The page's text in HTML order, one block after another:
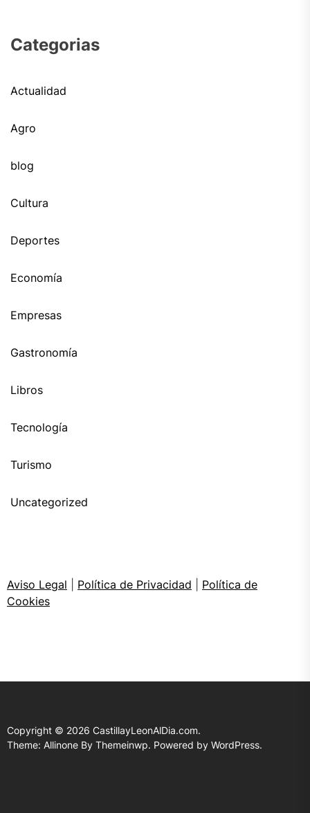
Categorias
Actualidad
Agro
blog
Cultura
Deportes
Economía
Empresas
Gastronomía
Libros
Tecnología
Turismo
Uncategorized
Aviso Legal Política de Privacidad
Política de
Cookies
Copyright © 2026 CastillayLeonAlDia.com.
Theme: Allinone By Themeinwp. Powered by WordPress.